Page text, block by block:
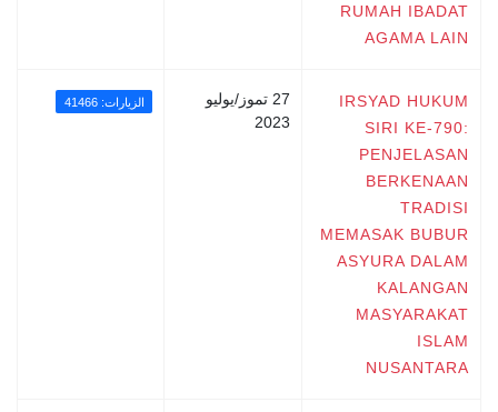
RUMAH IBADAT
AGAMA LAIN
IRSYAD HUKUM
SIRI KE-790:
PENJELASAN
BERKENAAN
TRADISI
MEMASAK BUBUR
ASYURA DALAM
KALANGAN
MASYARAKAT
ISLAM
NUSANTARA
27 تموز/يوليو
2023
الزيارات: 41466